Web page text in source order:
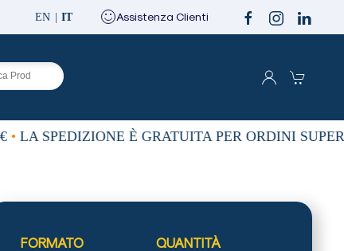
EN IT Assistenza Clienti
• LA SPEDIZIONE È GRATUITA PER ORDINI
FORMATO QUANTITÀ